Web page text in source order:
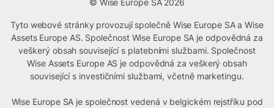
© Wise Europe SA 2026
Tyto webové stránky provozují společně Wise Europe SA a Wise
Assets Europe AS. Společnost Wise Europe SA je odpovědná za
veškerý obsah související s platebními službami. Společnost
Wise Assets Europe AS je odpovědná za veškerý obsah
související s investičními službami, včetně marketingu.
Wise Europe SA je společnost vedená v belgickém rejstříku pod